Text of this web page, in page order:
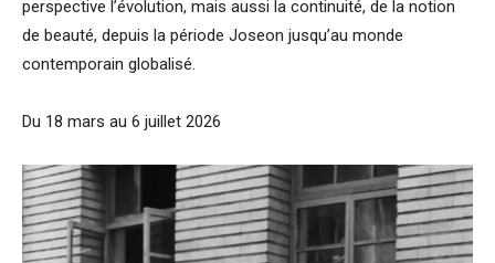
perspective l’évolution, mais aussi la continuité, de la notion
de beauté, depuis la période Joseon jusqu’au monde
contemporain globalisé.
Du 18 mars au 6 juillet 2026